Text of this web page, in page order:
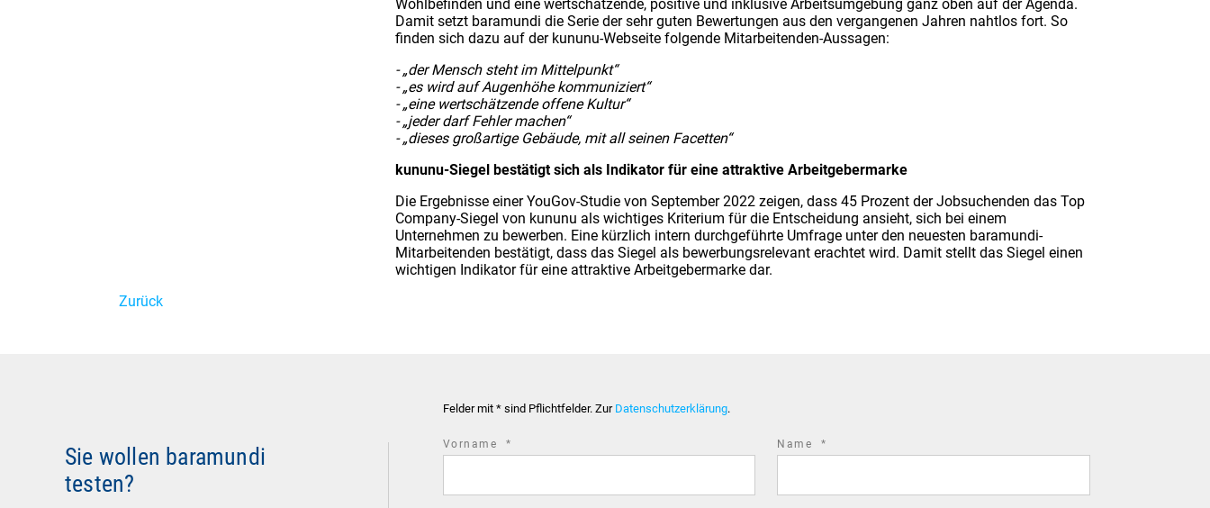
Wohlbefinden und eine wertschätzende, positive und inklusive Arbeitsumgebung ganz oben auf der Agenda.
Damit setzt baramundi die Serie der sehr guten Bewertungen aus den vergangenen Jahren nahtlos fort. So
finden sich dazu auf der kununu-Webseite folgende Mitarbeitenden-Aussagen:
- „der Mensch steht im Mittelpunkt“
- „es wird auf Augenhöhe kommuniziert“
- „eine wertschätzende offene Kultur“
- „jeder darf Fehler machen“
- „dieses großartige Gebäude, mit all seinen Facetten“
kununu-Siegel bestätigt sich als Indikator für eine attraktive Arbeitgebermarke
Die Ergebnisse einer YouGov-Studie von September 2022 zeigen, dass 45 Prozent der Jobsuchenden das Top
Company-Siegel von kununu als wichtiges Kriterium für die Entscheidung ansieht, sich bei einem
Unternehmen zu bewerben. Eine kürzlich intern durchgeführte Umfrage unter den neuesten baramundi-
Mitarbeitenden bestätigt, dass das Siegel als bewerbungsrelevant erachtet wird. Damit stellt das Siegel einen
wichtigen Indikator für eine attraktive Arbeitgebermarke dar.
Zurück
Sie wollen baramundi
testen?
Felder mit * sind Pflichtfelder. Zur Datenschutzerklärung.
Vorname * Name *